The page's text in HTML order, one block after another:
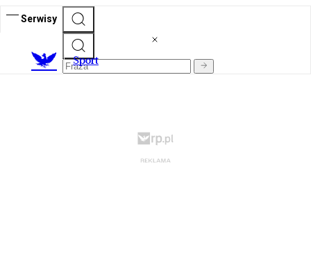
Serwisy
Sport